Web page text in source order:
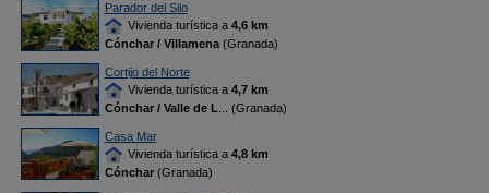
Parador del Silo
Vivienda turística a 4,6 km
Cónchar / Villamena(Granada)
Cortijo del Norte
Vivienda turística a 4,7 km
Cónchar / Valle de L ... (Granada)
Casa Mar
Vivienda turística a 4,8 km
Cónchar(Granada)